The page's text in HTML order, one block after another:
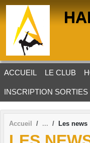
ACCUEIL LE CLUB
INSCRIPTION SORTIES
Accueil Les news
Panneau de gestion des